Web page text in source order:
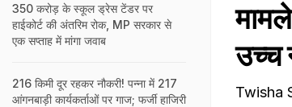
उच्च
Twisha
350 करोड़ के स्कूल ड्रेस टेंडर पर
हाईकोर्ट की अंतरिम रोक, MP सरकार से
एक सप्ताह में मांगा जवाब
216 किमी दूर रहकर नौकरी! पन्ना में 217
आंगनबाड़ी कार्यकर्ताओं पर गाज; फर्जी हाजिरी